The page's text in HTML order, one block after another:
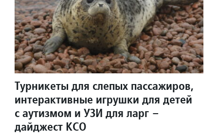
Турникеты для слепых пассажиров,
интерактивные игрушки для детей
с аутизмом и УЗИ для ларг –
дайджест КСО